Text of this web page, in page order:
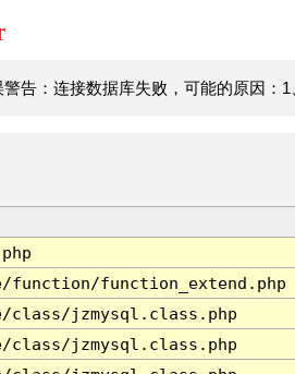
告：连接数据库失败，可能的原因：
function/function_extend.php
class/jzmysql.class.php
class/jzmysql.class.php